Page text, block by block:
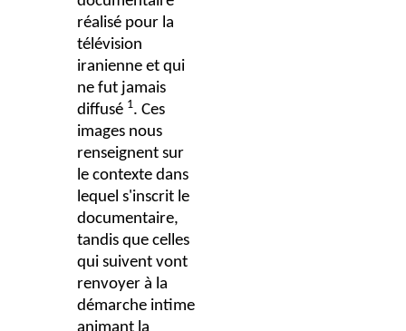
réalisé pour la
télévision
iranienne et qui
ne fut jamais
diffusé 1. Ces
images nous
renseignent sur
le contexte dans
lequel s'inscrit le
documentaire,
tandis que celles
qui suivent vont
renvoyer à la
démarche intime